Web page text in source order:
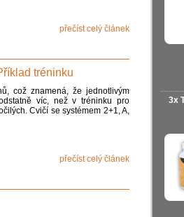
přečíst celý článek
tréninku
což znamená, že jednotlivým
víc, než v tréninku pro
Cvičí se systémem 2+1, A,
přečíst celý článek
3x